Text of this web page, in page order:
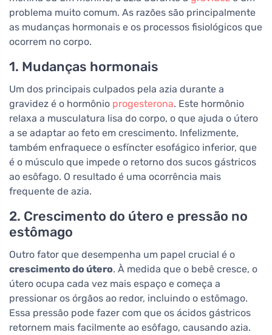
problema muito comum. As razões são principalmente
as mudanças hormonais e os processos fisiológicos que
ocorrem no corpo.
1. Mudanças hormonais
Um dos principais culpados pela azia durante a
gravidez é o hormônio progesterona. Este hormônio
relaxa a musculatura lisa do corpo, o que ajuda o útero
a se adaptar ao feto em crescimento. Infelizmente,
também enfraquece o esfíncter esofágico inferior, que
é o músculo que impede o retorno dos sucos gástricos
ao esôfago. O resultado é uma ocorrência mais
frequente de azia.
2. Crescimento do útero e pressão no
estômago
Outro fator que desempenha um papel crucial é o
crescimento do útero. À medida que o bebê cresce, o
útero ocupa cada vez mais espaço e começa a
pressionar os órgãos ao redor, incluindo o estômago.
Essa pressão pode fazer com que os ácidos gástricos
retornem mais facilmente ao esôfago, causando azia.